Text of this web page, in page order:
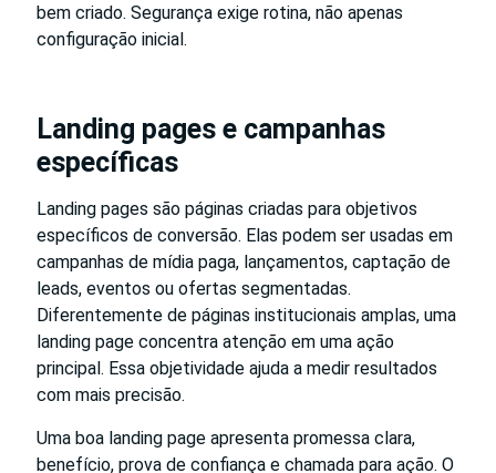
bem criado. Segurança exige rotina, não apenas
configuração inicial.
Landing pages e campanhas
específicas
Landing pages são páginas criadas para objetivos
específicos de conversão. Elas podem ser usadas em
campanhas de mídia paga, lançamentos, captação de
leads, eventos ou ofertas segmentadas.
Diferentemente de páginas institucionais amplas, uma
landing page concentra atenção em uma ação
principal. Essa objetividade ajuda a medir resultados
com mais precisão.
Uma boa landing page apresenta promessa clara,
benefício, prova de confiança e chamada para ação. O